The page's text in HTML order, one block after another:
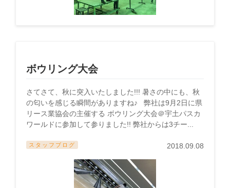
ボウリング大会
さてさて、秋に突入いたしました!!! 暑さの中にも、秋
の匂いを感じる瞬間がありますね♪ 弊社は9月2日に県
リース業協会の主催する ボウリング大会＠宇土パスカ
ワールドに参加して参りました!! 弊社からは3チー...
スタッフブログ 2018.09.08